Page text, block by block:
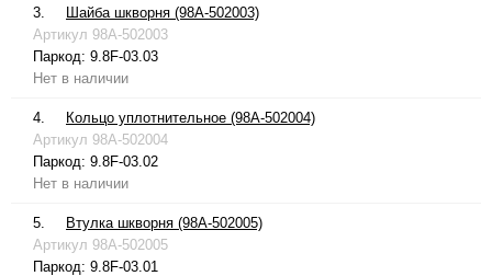
3.
Шайба шкворня (98A-502003)
Артикул 98A-502003
Паркод: 9.8F-03.03
Нет в наличии
4.
Кольцо уплотнительное (98A-502004)
Артикул 98A-502004
Паркод: 9.8F-03.02
Нет в наличии
5.
Втулка шкворня (98A-502005)
Артикул 98A-502005
Паркод: 9.8F-03.01